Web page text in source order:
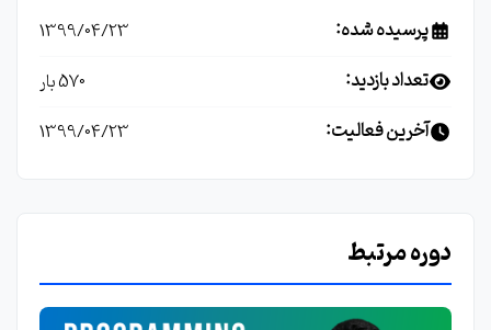
پرسیده شده: 1399/04/23
تعداد بازدید: 570 بار
آخرین فعالیت: 1399/04/23
دوره مرتبط